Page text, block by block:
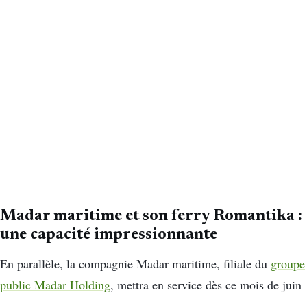
Madar maritime et son ferry Romantika :
une capacité impressionnante
En parallèle, la compagnie Madar maritime, filiale du groupe
public Madar Holding, mettra en service dès ce mois de juin